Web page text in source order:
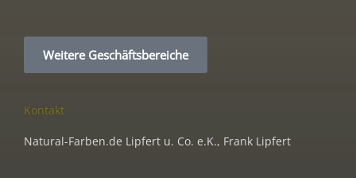
Weitere Geschäftsbereiche
Kontakt
Natural-Farben.de Lipfert u. Co. e.K., Frank Lipfert